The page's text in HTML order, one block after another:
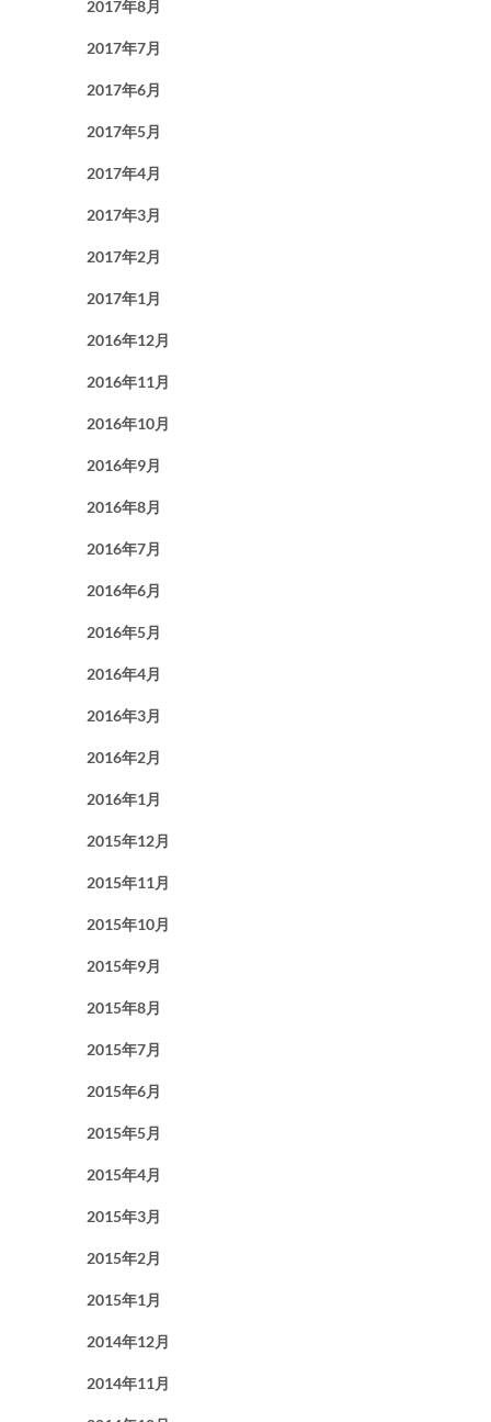
2017年8月
2017年7月
2017年6月
2017年5月
2017年4月
2017年3月
2017年2月
2017年1月
2016年12月
2016年11月
2016年10月
2016年9月
2016年8月
2016年7月
2016年6月
2016年5月
2016年4月
2016年3月
2016年2月
2016年1月
2015年12月
2015年11月
2015年10月
2015年9月
2015年8月
2015年7月
2015年6月
2015年5月
2015年4月
2015年3月
2015年2月
2015年1月
2014年12月
2014年11月